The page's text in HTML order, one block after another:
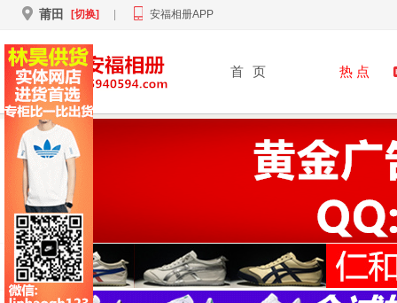
莆田 [切换] 安福相册APP
首 页 热 点